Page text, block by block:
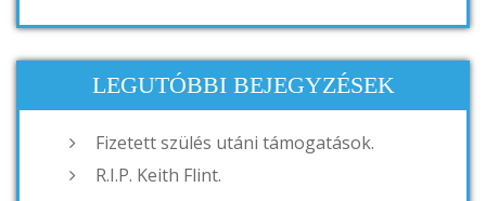
LEGUTÓBBI BEJEGYZÉSEK
Fizetett szülés utáni támogatások.
R.I.P. Keith Flint.